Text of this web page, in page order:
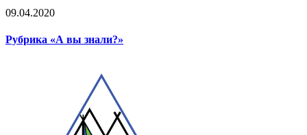
09.04.2020
Рубрика «А вы знали?»